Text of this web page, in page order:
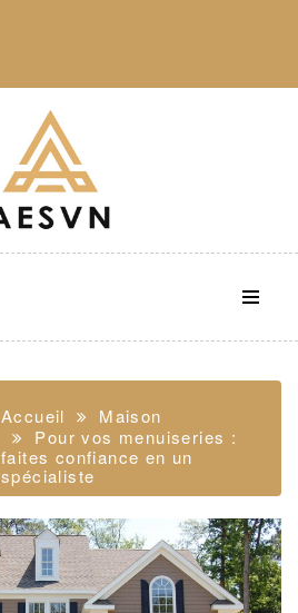
Accueil
Maison
Pour vos menuiseries :
faites confiance en un
spécialiste